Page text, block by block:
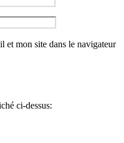
et mon site dans le navigateur
ci-dessus: